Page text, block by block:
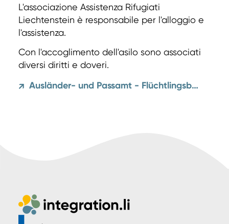
L'associazione Assistenza Rifugiati
Liechtenstein è responsabile per l'alloggio e
l'assistenza.
Con l'accoglimento dell'asilo sono associati
diversi diritti e doveri.
↗ Ausländer- und Passamt - Flüchtlingsbegriff und Asylrecht